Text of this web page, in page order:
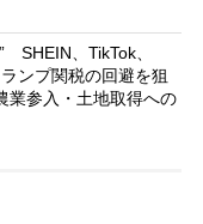
SHEIN、TikTok、
ンプ関税の回避を狙
参入・土地取得への